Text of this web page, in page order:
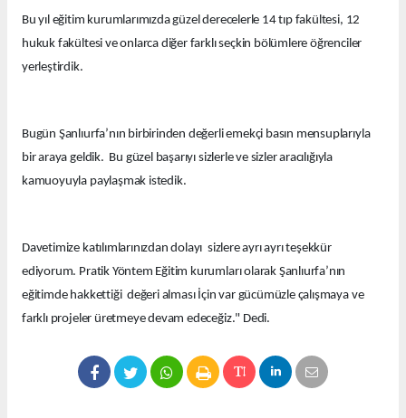
Bu yıl eğitim kurumlarımızda güzel derecelerle 14 tıp fakültesi, 12
hukuk fakültesi ve onlarca diğer farklı seçkin bölümlere öğrenciler
yerleştirdik.
Bugün Şanlıurfa’nın birbirinden değerli emekçi basın mensuplarıyla
bir araya geldik. Bu güzel başarıyı sizlerle ve sizler aracılığıyla
kamuoyuyla paylaşmak istedik.
Davetimize katılımlarınızdan dolayı sizlere ayrı ayrı teşekkür
ediyorum. Pratik Yöntem Eğitim kurumları olarak Şanlıurfa’nın
eğitimde hakkettiği değeri alması İçin var gücümüzle çalışmaya ve
farklı projeler üretmeye devam edeceğiz." Dedi.